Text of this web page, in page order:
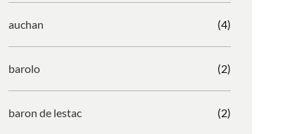
auchan (4)
barolo (2)
baron de lestac (2)